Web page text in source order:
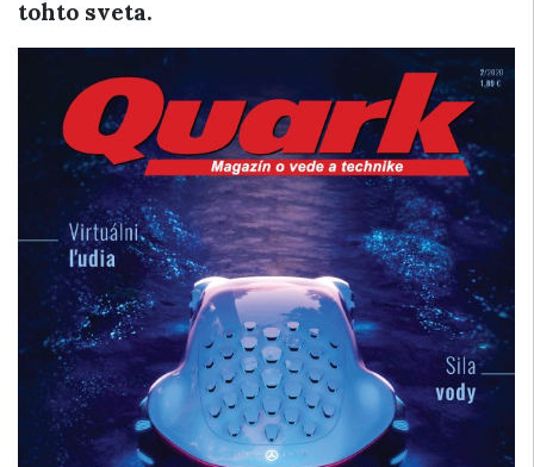
tohto sveta.